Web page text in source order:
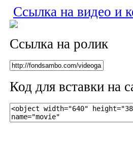
Ссылка на видео и
Ссылка на ролик
Код для вставки на